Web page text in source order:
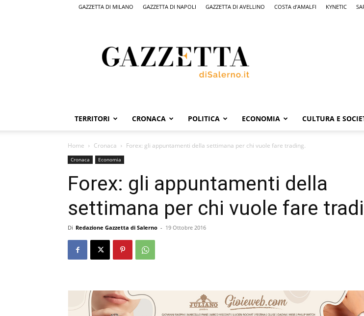
GAZZETTA DI MILANO GAZZETTA DI NAPOLI GAZZETTA DI AVELLINO COSTA d’AMALFI KYNETIC
Salerno,
il
quotidiano
Salerno
TERRITORI CRONACA POLITICA ECONOMIA CULTURA E
Home Cronaca Forex: gli appuntamenti della settimana per chi vuole fare trading.
Cronaca Economia
Forex: gli appuntamenti della
settimana per chi vuole fare
Di Redazione Gazzetta di Salerno - 19 Ottobre 2016